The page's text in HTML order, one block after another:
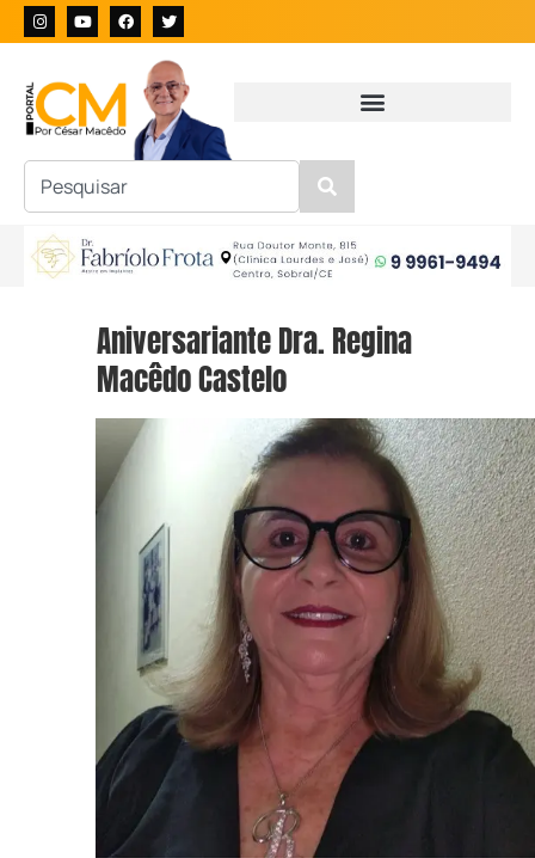
Aniversariante Dra. Regina
Macêdo Castelo